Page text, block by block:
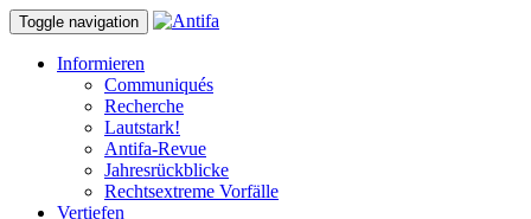
Toggle navigation
Informieren
Communiqués
Recherche
Lautstark!
Antifa-Revue
Jahresrückblicke
Rechtsextreme Vorfälle
Vertiefen